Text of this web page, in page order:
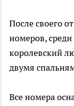
После своего
номеров,
королевский
двумя
Все номера